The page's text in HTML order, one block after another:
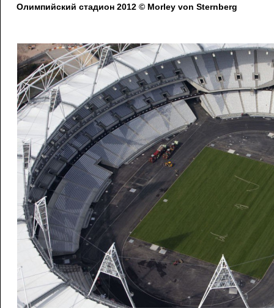
Олимпийский стадион 2012 © Morley von Sternberg